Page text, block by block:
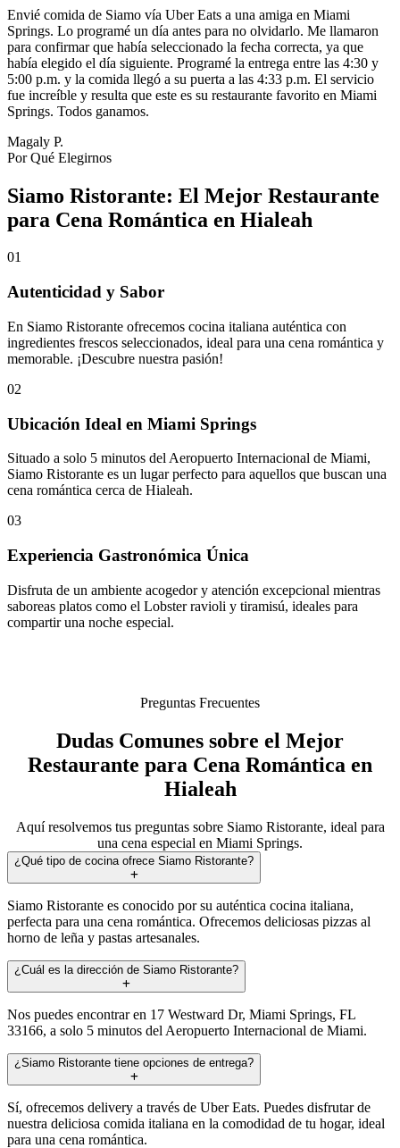
Envié comida de Siamo vía Uber Eats a una amiga en Miami
Springs. Lo programé un día antes para no olvidarlo. Me llamaron
para confirmar que había seleccionado la fecha correcta, ya que
había elegido el día siguiente. Programé la entrega entre las 4:30 y
5:00 p.m. y la comida llegó a su puerta a las 4:33 p.m. El servicio
fue increíble y resulta que este es su restaurante favorito en Miami
Springs. Todos ganamos.
Magaly P.
Por Qué Elegirnos
Siamo Ristorante: El Mejor Restaurante
para Cena Romántica en Hialeah
01
Autenticidad y Sabor
En Siamo Ristorante ofrecemos cocina italiana auténtica con
ingredientes frescos seleccionados, ideal para una cena romántica y
memorable. ¡Descubre nuestra pasión!
02
Ubicación Ideal en Miami Springs
Situado a solo 5 minutos del Aeropuerto Internacional de Miami,
Siamo Ristorante es un lugar perfecto para aquellos que buscan una
cena romántica cerca de Hialeah.
03
Experiencia Gastronómica Única
Disfruta de un ambiente acogedor y atención excepcional mientras
saboreas platos como el Lobster ravioli y tiramisú, ideales para
compartir una noche especial.
Preguntas Frecuentes
Dudas Comunes sobre el Mejor
Restaurante para Cena Romántica en
Hialeah
Aquí resolvemos tus preguntas sobre Siamo Ristorante, ideal para
una cena especial en Miami Springs.
¿Qué tipo de cocina ofrece Siamo Ristorante?
Siamo Ristorante es conocido por su auténtica cocina italiana,
perfecta para una cena romántica. Ofrecemos deliciosas pizzas al
horno de leña y pastas artesanales.
¿Cuál es la dirección de Siamo Ristorante?
Nos puedes encontrar en 17 Westward Dr, Miami Springs, FL
33166, a solo 5 minutos del Aeropuerto Internacional de Miami.
¿Siamo Ristorante tiene opciones de entrega?
Sí, ofrecemos delivery a través de Uber Eats. Puedes disfrutar de
nuestra deliciosa comida italiana en la comodidad de tu hogar, ideal
para una cena romántica.